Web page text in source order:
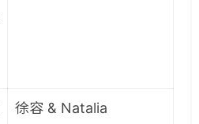
徐容 & Natalia